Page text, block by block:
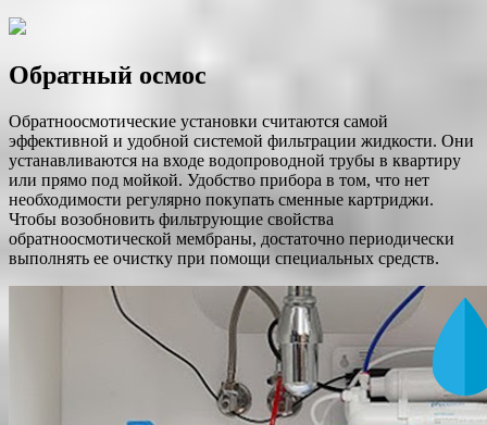
Обратный осмос
Обратноосмотические установки считаются самой
эффективной и удобной системой фильтрации жидкости. Они
устанавливаются на входе водопроводной трубы в квартиру
или прямо под мойкой. Удобство прибора в том, что нет
необходимости регулярно покупать сменные картриджи.
Чтобы возобновить фильтрующие свойства
обратноосмотической мембраны, достаточно периодически
выполнять ее очистку при помощи специальных средств.